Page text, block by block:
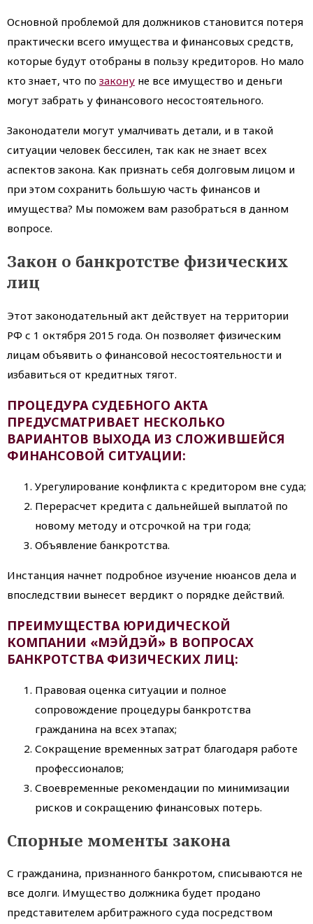
Основной проблемой для должников становится потеря
практически всего имущества и финансовых средств,
которые будут отобраны в пользу кредиторов. Но мало
кто знает, что по закону не все имущество и деньги
могут забрать у финансового несостоятельного.
Законодатели могут умалчивать детали, и в такой
ситуации человек бессилен, так как не знает всех
аспектов закона. Как признать себя долговым лицом и
при этом сохранить большую часть финансов и
имущества? Мы поможем вам разобраться в данном
вопросе.
Закон о банкротстве физических
лиц
Этот законодательный акт действует на территории
РФ с 1 октября 2015 года. Он позволяет физическим
лицам объявить о финансовой несостоятельности и
избавиться от кредитных тягот.
ПРОЦЕДУРА СУДЕБНОГО АКТА
ПРЕДУСМАТРИВАЕТ НЕСКОЛЬКО
ВАРИАНТОВ ВЫХОДА ИЗ СЛОЖИВШЕЙСЯ
ФИНАНСОВОЙ СИТУАЦИИ:
Урегулирование конфликта с кредитором вне суда;
Перерасчет кредита с дальнейшей выплатой по
новому методу и отсрочкой на три года;
Объявление банкротства.
Инстанция начнет подробное изучение нюансов дела и
впоследствии вынесет вердикт о порядке действий.
ПРЕИМУЩЕСТВА ЮРИДИЧЕСКОЙ
КОМПАНИИ «МЭЙДЭЙ» В ВОПРОСАХ
БАНКРОТСТВА ФИЗИЧЕСКИХ ЛИЦ:
Правовая оценка ситуации и полное
сопровождение процедуры банкротства
гражданина на всех этапах;
Сокращение временных затрат благодаря работе
профессионалов;
Своевременные рекомендации по минимизации
рисков и сокращению финансовых потерь.
Спорные моменты закона
С гражданина, признанного банкротом, списываются не
все долги. Имущество должника будет продано
представителем арбитражного суда посредством